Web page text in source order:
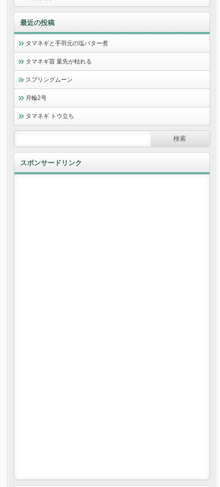
最近の投稿
タマネギと手羽元の塩バター煮
タマネギ苗 葉先が枯れる
スプリングムーン
月輪2号
タマネギ トウ立ち
スポンサードリンク